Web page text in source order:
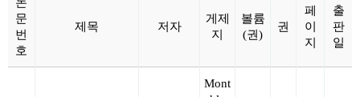
문
번
호
제목 저자
게제
지
볼륨
(권)
권
페
이
지
출
판
일
Mont